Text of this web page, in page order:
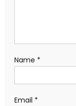
Name *
Email *